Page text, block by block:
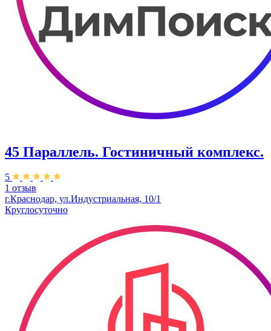
45 Параллель. ​Гостиничный комплекс.
5
1 отзыв
г.Краснодар, ул.Индустриальная, 10/1
Круглосуточно